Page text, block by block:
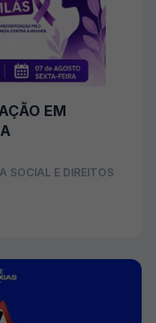
EM
SOCIAL E DIREITOS